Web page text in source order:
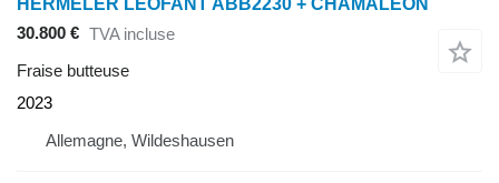
30.800 € TVA incluse
Fraise butteuse
2023
Allemagne, Wildeshausen